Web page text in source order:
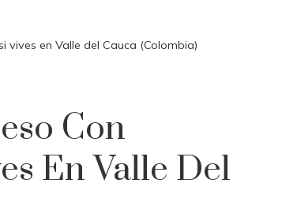
en Valle del Cauca (Colombia)
Con
En Valle Del